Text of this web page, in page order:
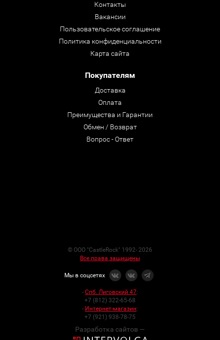
Контакты
Вакансии
Пользовательское соглашение
Политика конфиденциальности
Карта сайта
Покупателям
Доставка
Оплата
Преимущества и Гарантии
Обмен / Возврат
Вопрос - Ответ
© ООО "CastleRock" 1992- 2026
Все права защищены
Мы в соцсетях
- Спб. Лиговский 47:
+7 (812) 322-65-68
- Интернет-магазин:
+7 (921) 938-78-75
Разработка сайтов —